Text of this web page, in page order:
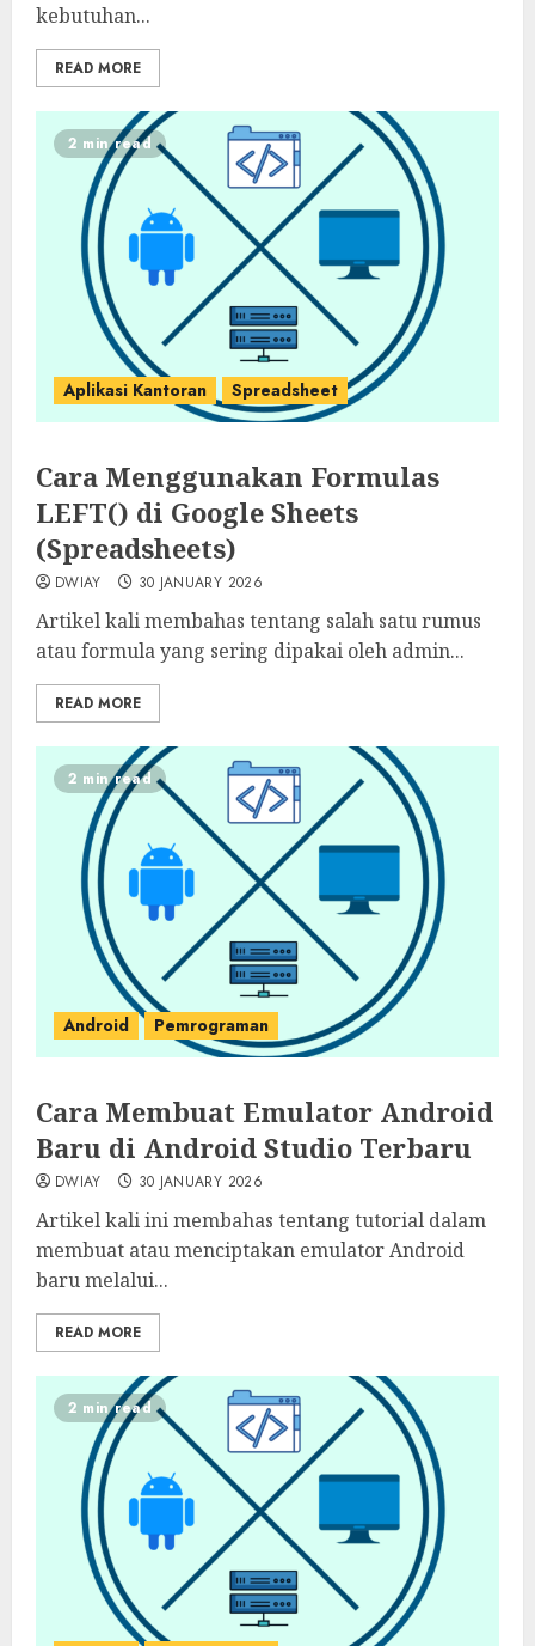
kebutuhan...
READ MORE
2 min read
Aplikasi Kantoran Spreadsheet
Cara Menggunakan Formulas
LEFT() di Google Sheets
(Spreadsheets)
DWIAY 30 JANUARY 2026
Artikel kali membahas tentang salah satu rumus
atau formula yang sering dipakai oleh admin...
READ MORE
2 min read
Android Pemrograman
Cara Membuat Emulator Android
Baru di Android Studio Terbaru
DWIAY 30 JANUARY 2026
Artikel kali ini membahas tentang tutorial dalam
membuat atau menciptakan emulator Android
baru melalui...
READ MORE
2 min read